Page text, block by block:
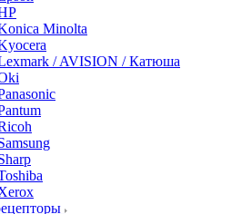
Minolta
/ AVISION / Катюша